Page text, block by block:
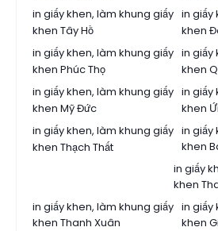
in giấy khen, làm khung giấy
khen Tây Hồ
in giấy
khen
in giấy khen, làm khung giấy
khen Phúc Thọ
in giấy
khen
in giấy khen, làm khung giấy
khen Mỹ Đức
in giấy
khen
in giấy khen, làm khung giấy
khen Thạch Thất
in giấy
khen
in giấy
khen
in giấy
khen
in giấy khen, làm khung giấy
khen Thanh Xuân